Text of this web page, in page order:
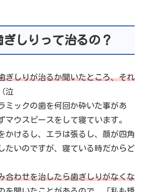
しりって治るの？
ぎしりが治るか聞いたところ、それ
（泣
ミックの歯を何回か砕いた事があ
マウスピースをして寝ています。
かけるし、エラは張るし、顔が四角
たいのですが、寝ている時だからど
合わせを治したら歯ぎしりがなくな